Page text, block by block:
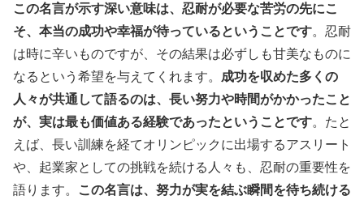
この名言が示す深い意味は、忍耐が必要な苦労の先にこ
そ、本当の成功や幸福が待っているということです。忍耐
は時に辛いものですが、その結果は必ずしも甘美なものに
なるという希望を与えてくれます。 成功を収めた多くの
人々が共通して語るのは、長い努力や時間がかかったこと
が、実は最も価値ある経験であったということです。たと
えば、長い訓練を経てオリンピックに出場するアスリート
や、起業家としての挑戦を続ける人々も、忍耐の重要性を
語ります。
この名言は、努力が実を結ぶ瞬間を待ち続ける